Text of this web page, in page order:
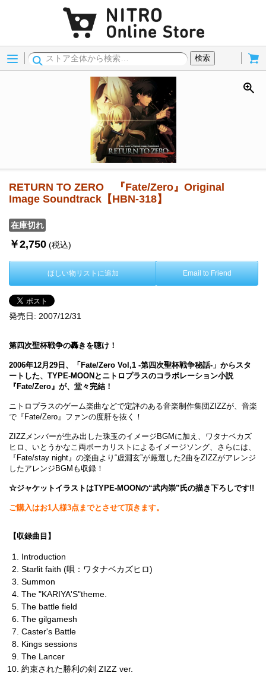
Menu
検索
RETURN TO ZERO 『Fate/Zero』Original
Image Soundtrack【HBN-318】
在庫切れ
￥2,750 (税込)
ほしい物リストに追加 Email to Friend
発売日: 2007/12/31
第四次聖杯戦争の轟きを聴け！
2006年12月29日、「Fate/Zero Vol,1 -第四次聖杯戦争秘話-」からスタ
ートした、TYPE-MOONとニトロプラスのコラボレーション小説
『Fate/Zero』が、堂々完結！
ニトロプラスのゲーム楽曲などで定評のある音楽制作集団ZIZZが、音楽
で『Fate/Zero』ファンの度肝を抜く！
ZIZZメンバーが生み出した珠玉のイメージBGMに加え、ワタナベカズ
ヒロ、いとうかなこ両ボーカリストによるイメージソング、さらには、
『Fate/stay night』の楽曲より“虚淵玄”が厳選した2曲をZIZZがアレンジ
したアレンジBGMも収録！
☆ジャケットイラストはTYPE-MOONの“武内崇”氏の描き下ろしです!!
ご購入はお1人様3点までとさせて頂きます。
【収録曲目】
Introduction
Starlit faith (唄：ワタナベカズヒロ)
Summon
The "KARIYA'S"theme.
The battle field
The gilgamesh
Caster's Battle
Kings sessions
The Lancer
約束された勝利の剣 ZIZZ ver.